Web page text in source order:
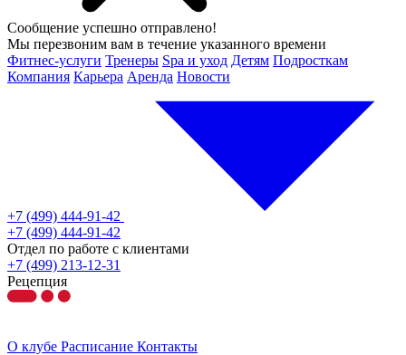
Сообщение успешно отправлено!
Мы перезвоним вам в течение указанного времени
Фитнес-услуги Тренеры Spa и уход Детям Подросткам
Компания Карьера Аренда Новости
+7 (499) 444-91-42
+7 (499) 444-91-42
Отдел по работе с клиентами
+7 (499) 213-12-31
Рецепция
О клубе Расписание Контакты